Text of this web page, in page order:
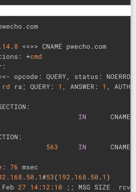
. 14. 8 <<>> CNAME pwecho.com
+cmd
opcode: QUERY, status:
rd ra; QUERY: 1 , ANSWER: 1 ,
IN
      CNAME
563 IN
CNAME
: 76 msec
. 168 . 50 . 1#53(192 . 168 . 50 . 1 )
27 14:12 :10 ;; MSG SIZE